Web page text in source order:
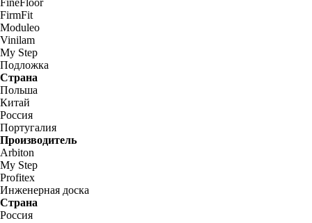
FineFloor
FirmFit
Moduleo
Vinilam
My Step
Подложка
Страна
Польша
Китай
Россия
Португалия
Производитель
Arbiton
My Step
Profitex
Инженерная доска
Страна
Россия